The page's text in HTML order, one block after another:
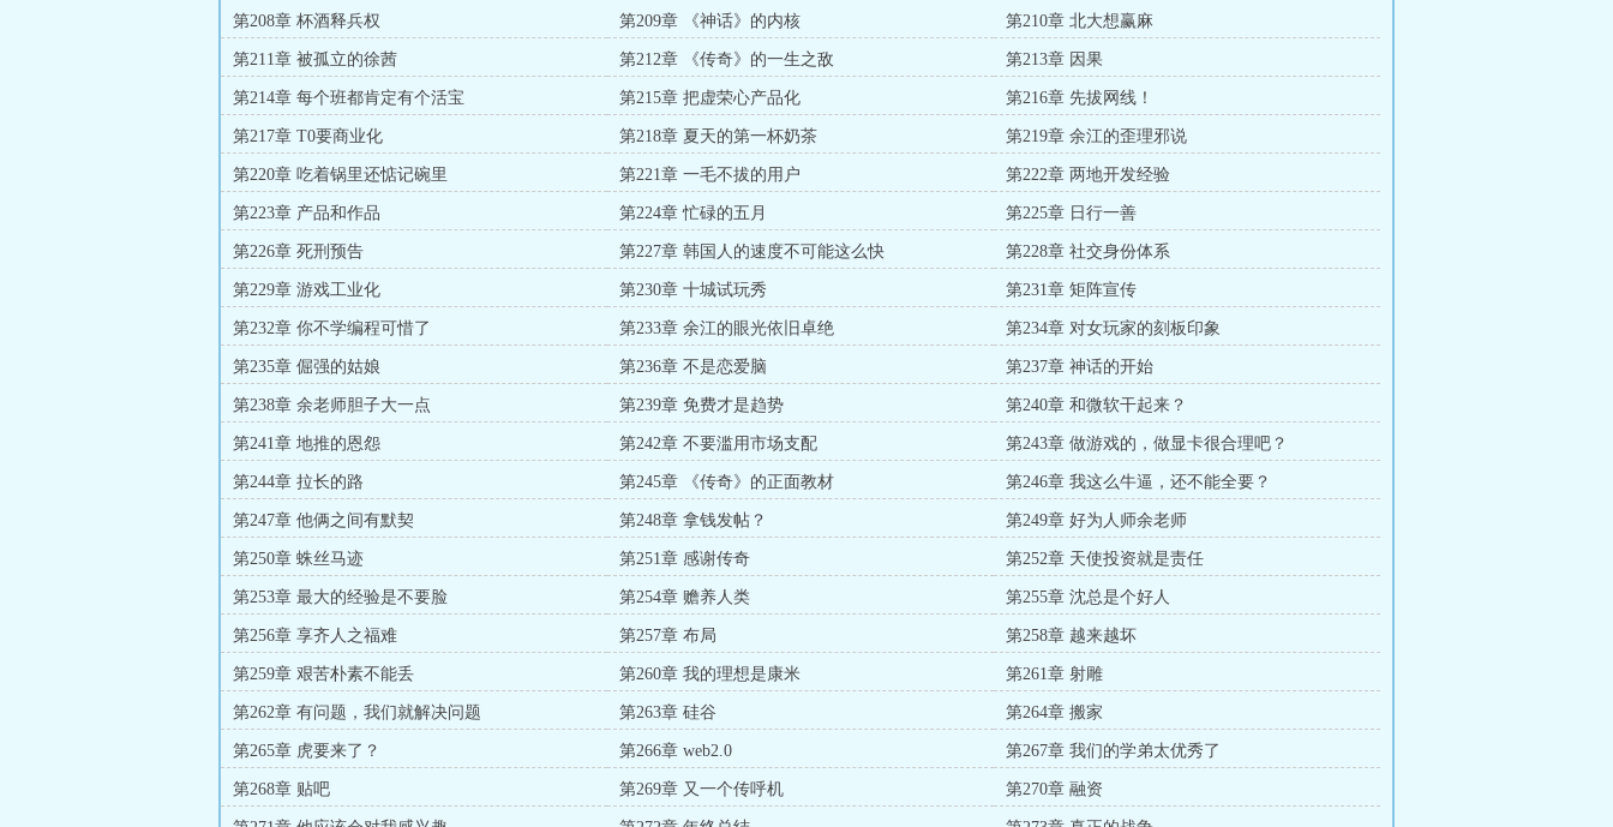
第208章 杯酒释兵权 第209章 《神话》的内核 第210章 北大想赢麻
第211章 被孤立的徐茜 第212章 《传奇》的一生之敌 第213章 因果
第214章 每个班都肯定有个活宝 第215章 把虚荣心产品化 第216章 先拔网线！
第217章 T0要商业化 第218章 夏天的第一杯奶茶 第219章 余江的歪理邪说
第220章 吃着锅里还惦记碗里 第221章 一毛不拔的用户 第222章 两地开发经验
第223章 产品和作品 第224章 忙碌的五月 第225章 日行一善
第226章 死刑预告 第227章 韩国人的速度不可能这么快 第228章 社交身份体系
第229章 游戏工业化 第230章 十城试玩秀 第231章 矩阵宣传
第232章 你不学编程可惜了 第233章 余江的眼光依旧卓绝 第234章 对女玩家的刻板印象
第235章 倔强的姑娘 第236章 不是恋爱脑 第237章 神话的开始
第238章 余老师胆子大一点 第239章 免费才是趋势 第240章 和微软干起来？
第241章 地推的恩怨 第242章 不要滥用市场支配 第243章 做游戏的，做显卡很合理吧？
第244章 拉长的路 第245章 《传奇》的正面教材 第246章 我这么牛逼，还不能全要？
第247章 他俩之间有默契 第248章 拿钱发帖？ 第249章 好为人师余老师
第250章 蛛丝马迹 第251章 感谢传奇 第252章 天使投资就是责任
第253章 最大的经验是不要脸 第254章 赡养人类 第255章 沈总是个好人
第256章 享齐人之福难 第257章 布局 第258章 越来越坏
第259章 艰苦朴素不能丢 第260章 我的理想是康米 第261章 射雕
第262章 有问题，我们就解决问题 第263章 硅谷 第264章 搬家
第265章 虎要来了？ 第266章 web2.0 第267章 我们的学弟太优秀了
第268章 贴吧 第269章 又一个传呼机 第270章 融资